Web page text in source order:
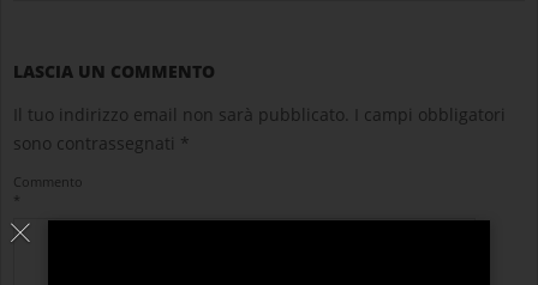
LASCIA UN COMMENTO
Il tuo indirizzo email non sarà pubblicato.
I campi obbligatori
sono contrassegnati *
Commento
*